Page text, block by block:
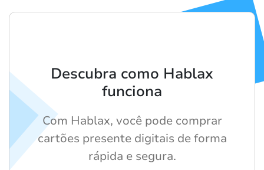
Descubra como Hablax
funciona
Com Hablax, você pode comprar
cartões presente digitais de forma
rápida e segura.